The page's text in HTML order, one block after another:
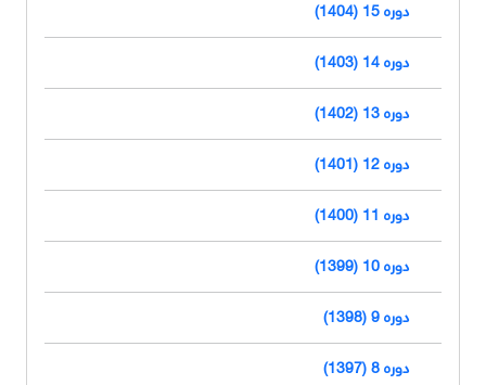
دوره 15 (1404)
دوره 14 (1403)
دوره 13 (1402)
دوره 12 (1401)
دوره 11 (1400)
دوره 10 (1399)
دوره 9 (1398)
دوره 8 (1397)